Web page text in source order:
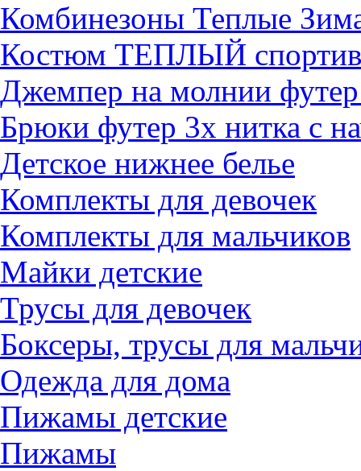
Комбинезоны Теплые
Костюм ТЕПЛЫЙ
Джемпер на молнии футер
Брюки футер 3х нитка с
Детское нижнее белье
Комплекты для девочек
Комплекты для мальчиков
Майки детские
Трусы для девочек
Боксеры, трусы для
Одежда для дома
Пижамы детские
Пижамы